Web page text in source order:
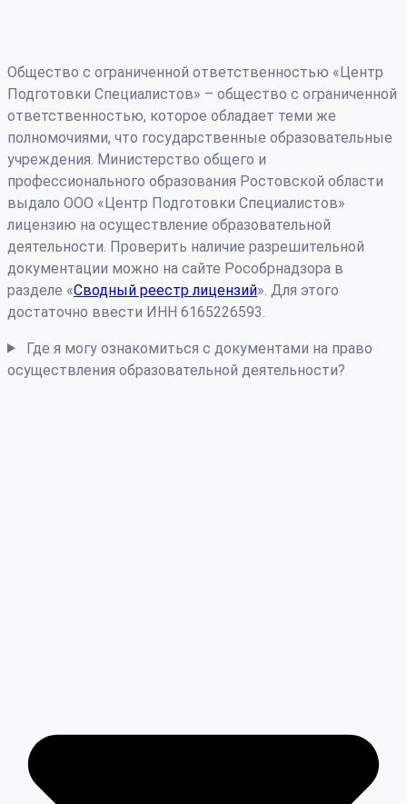
Общество с ограниченной ответственностью «Центр
Подготовки Специалистов» – общество с ограниченной
ответственностью, которое обладает теми же
полномочиями, что государственные образовательные
учреждения. Министерство общего и
профессионального образования Ростовской области
выдало ООО «Центр Подготовки Специалистов»
лицензию на осуществление образовательной
деятельности. Проверить наличие разрешительной
документации можно на сайте Рособрнадзора в
разделе «Сводный реестр лицензий». Для этого
достаточно ввести ИНН 6165226593.
Где я могу ознакомиться с документами на право
осуществления образовательной деятельности?